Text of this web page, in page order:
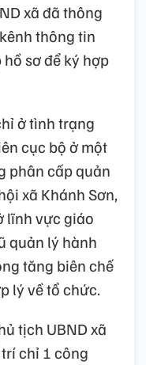
xã đã thông
thông tin
sơ để ký hợp
ở tình trạng
cục bộ ở một
phân cấp quản
xã Khánh Sơn,
lĩnh vực giáo
quản lý hành
tăng biên chế
lý về tổ chức.
tịch UBND xã
chỉ 1 công